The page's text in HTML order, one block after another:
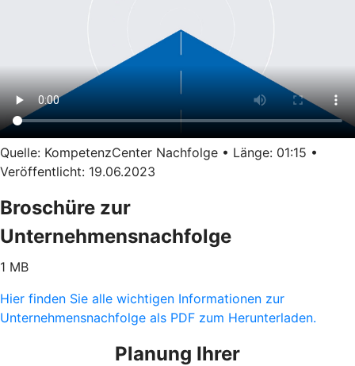
Quelle: KompetenzCenter Nachfolge • Länge: 01:15 •
Veröffentlicht: 19.06.2023
Broschüre zur
Unternehmensnachfolge
1 MB
Hier finden Sie alle wichtigen Informationen zur
Unternehmensnachfolge als PDF zum Herunterladen.
Planung Ihrer